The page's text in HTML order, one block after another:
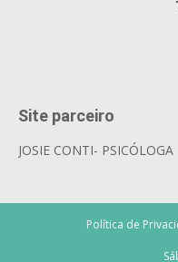
Site parceiro
JOSIE CONTI- PSICÓLOGA
Política de